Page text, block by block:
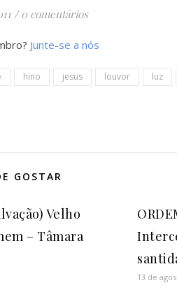
/ 0 comentários
Junte-se a nós
hino jesus louvor luz
GOSTAR
Velho
– Tâmara
13 de